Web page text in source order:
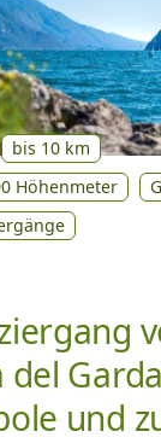
bis 10 km
Höhenmeter
del
und